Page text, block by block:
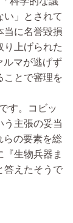
い」とされて
当に名誉毀損
り上げられた
ルマが逃げず
ことで審理を
す。コビッ
う主張の妥当
らの要素を総
生物兵器ま
答えたそうで